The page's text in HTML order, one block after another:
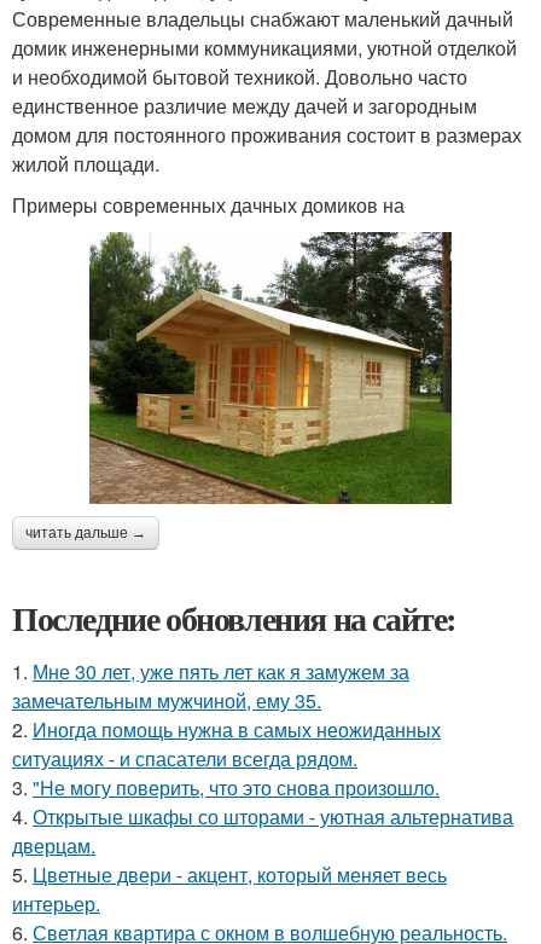
Современные владельцы снабжают маленький дачный
домик инженерными коммуникациями, уютной отделкой
и необходимой бытовой техникой. Довольно часто
единственное различие между дачей и загородным
домом для постоянного проживания состоит в размерах
жилой площади.
Примеры современных дачных домиков на
читать дальше →
Последние обновления на сайте:
1. Мне 30 лет, уже пять лет как я замужем за
замечательным мужчиной, ему 35.
2. Иногда помощь нужна в самых неожиданных
ситуациях - и спасатели всегда рядом.
3. "Не могу поверить, что это снова произошло.
4. Открытые шкафы со шторами - уютная альтернатива
дверцам.
5. Цветные двери - акцент, который меняет весь
интерьер.
6. Светлая квартира с окном в волшебную реальность.